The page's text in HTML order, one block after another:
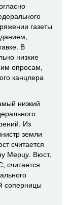
газеты
В
низкие
опросам,
канцлера
низкий
Из
земли
считается
Мерцу. Вюст,
считается
соперницы